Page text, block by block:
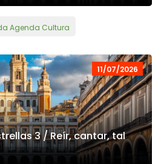
Agenda Cultura
11/07/2026
3 / Reír, cantar, tal